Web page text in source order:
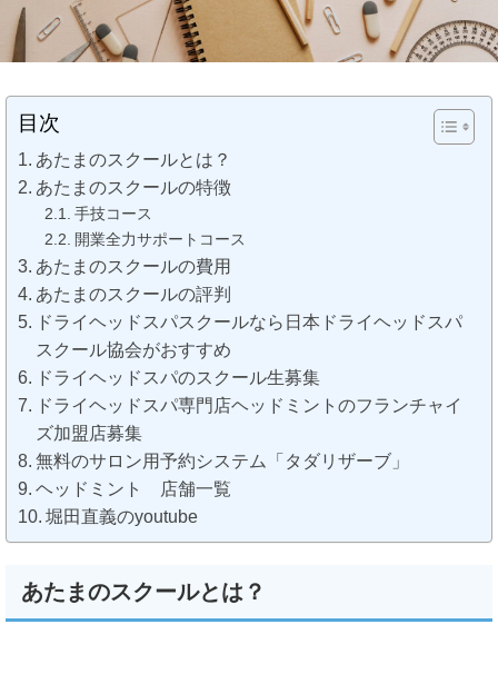
目次
あたまのスクールとは？
あたまのスクールの特徴
手技コース
開業全力サポートコース
あたまのスクールの費用
あたまのスクールの評判
ドライヘッドスパスクールなら日本ドライヘッドスパ
スクール協会がおすすめ
ドライヘッドスパのスクール生募集
ドライヘッドスパ専門店ヘッドミントのフランチャイ
ズ加盟店募集
無料のサロン用予約システム「タダリザーブ」
ヘッドミント 店舗一覧
堀田直義のyoutube
あたまのスクールとは？